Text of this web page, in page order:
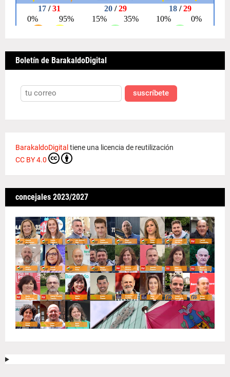
Boletín de BarakaldoDigital
suscríbete
BarakaldoDigital tiene una licencia de reutilización
CC BY 4.0
concejales 2023/2027